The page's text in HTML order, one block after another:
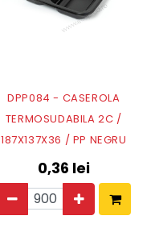
DPP084 - CASEROLA
TERMOSUDABILA 2C /
187X137X36 / PP NEGRU
0,36 lei